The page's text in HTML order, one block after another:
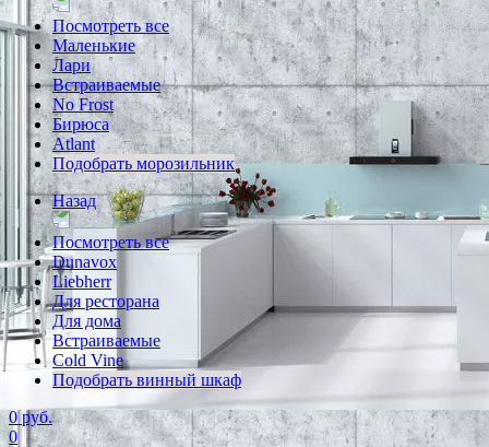
Посмотреть все
Маленькие
Лари
Встраиваемые
No Frost
Бирюса
Atlant
Подобрать морозильник
Назад
Посмотреть все
Dunavox
Liebherr
Для ресторана
Для дома
Встраиваемые
Cold Vine
Подобрать винный шкаф
0 руб.
0